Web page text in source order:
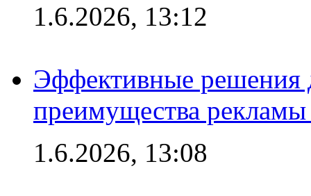
1.6.2026, 13:12
Эффективные решения
преимущества рекламы
1.6.2026, 13:08